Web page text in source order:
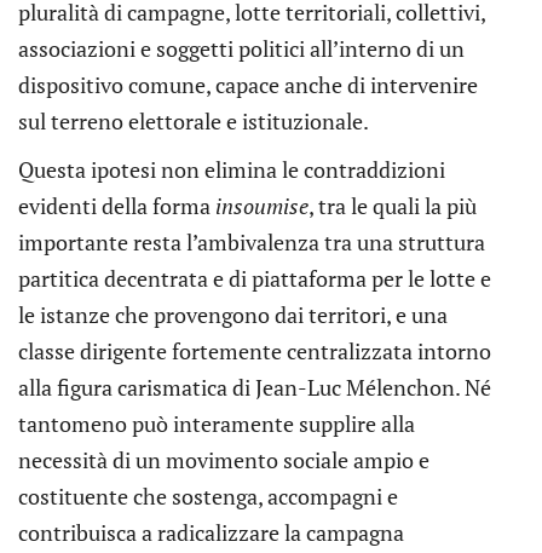
pluralità di campagne, lotte territoriali, collettivi,
associazioni e soggetti politici all’interno di un
dispositivo comune, capace anche di intervenire
sul terreno elettorale e istituzionale.
Questa ipotesi non elimina le contraddizioni
evidenti della forma insoumise, tra le quali la più
importante resta l’ambivalenza tra una struttura
partitica decentrata e di piattaforma per le lotte e
le istanze che provengono dai territori, e una
classe dirigente fortemente centralizzata intorno
alla figura carismatica di Jean-Luc Mélenchon. Né
tantomeno può interamente supplire alla
necessità di un movimento sociale ampio e
costituente che sostenga, accompagni e
contribuisca a radicalizzare la campagna